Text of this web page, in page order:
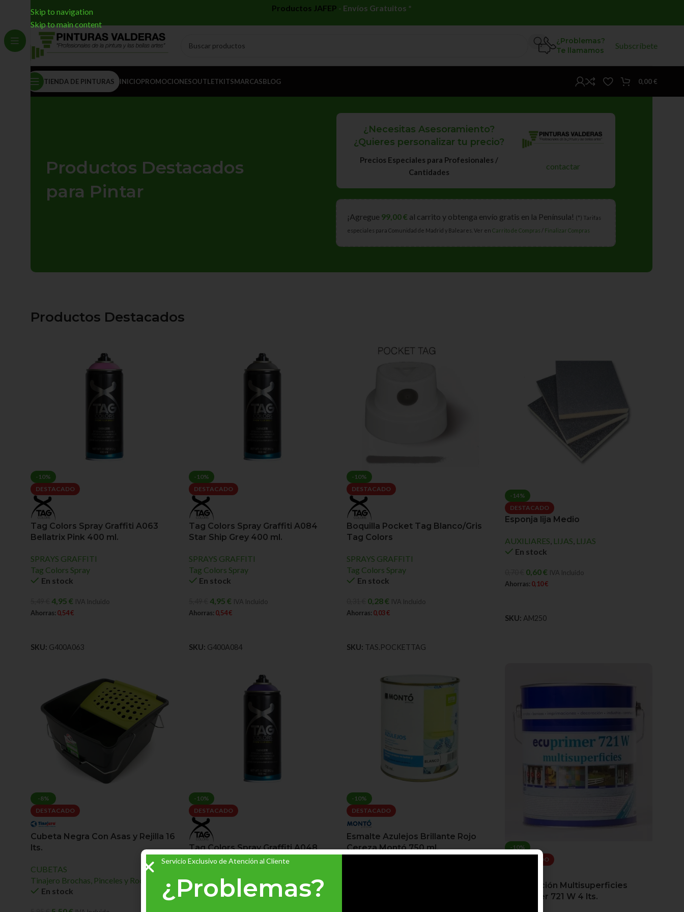
Skip to navigation
Skip to main content
Productos JAFEP - Envíos Gratuitos *
¿Problemas?
Te llamamos
Subscríbete
TIENDA DE PINTURAS INICIOPROMOCIONESOUTLETKITSMARCASBLOG 0,00€
Productos Destacados
para Pintar
¿Necesitas Asesoramiento?
¿Quieres personalizar tu precio?
Precios Especiales para Profesionales /
Cantidades
contactar
¡Agregue 99,00€ al carrito y obtenga envío gratis en la Península! (*) Tarifas
especiales para Comunidad de Madrid y Baleares. Ver en Carrito de Compras / Finalizar Compras
Productos Destacados
-10%
DESTACADO
Tag Colors Spray Graffiti A063
Bellatrix Pink 400 ml.
SPRAYS GRAFFITI
Tag Colors Spray
En stock
4,95 € IVA Incluido
Ahorras: 0,54€
SKU: G400A063
-10%
DESTACADO
Tag Colors Spray Graffiti A084
Star Ship Grey 400 ml.
SPRAYS GRAFFITI
Tag Colors Spray
En stock
4,95 € IVA Incluido
Ahorras: 0,54€
SKU: G400A084
-10%
DESTACADO
Boquilla Pocket Tag Blanco/Gris
Tag Colors
SPRAYS GRAFFITI
Tag Colors Spray
En stock
0,28€ IVA Incluido
Ahorras: 0,03€
SKU: TAS.POCKETTAG
-14%
DESTACADO
Esponja lija Medio
AUXILIARES LIJAS LIJAS
En stock
0,60€ IVA Incluido
Ahorras: 0,10€
SKU: AM250
-8%
DESTACADO
Cubeta Negra Con Asas y Rejilla 16
lts.
CUBETAS
Tinajero Brochas, Pinceles y Rodillos
En stock
-10%
DESTACADO
Tag Colors Spray Graffiti A048
Freezer Violet 400 ml.
SPRAYS GRAFFITI
Tag Colors Spray
-10%
DESTACADO
Esmalte Azulejos Brillante Rojo
Cereza Montó 750 ml.
-10%
DESTACADO
Imprimación Multisuperficies
Ecuprimer 721 W 4 lts.
Servicio Exclusivo de Atención al Cliente
¿Problemas?